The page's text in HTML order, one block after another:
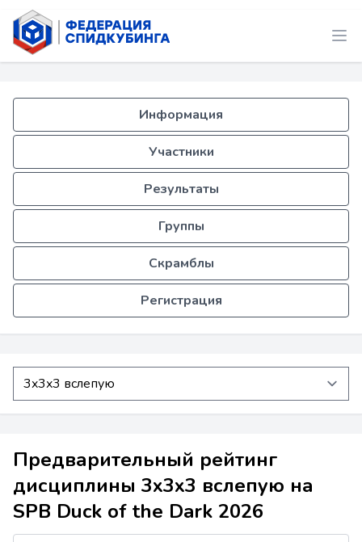
Информация
Участники
Результаты
Группы
Скрамблы
Регистрация
Предварительный рейтинг
дисциплины 3x3x3 вслепую на
SPB Duck of the Dark 2026